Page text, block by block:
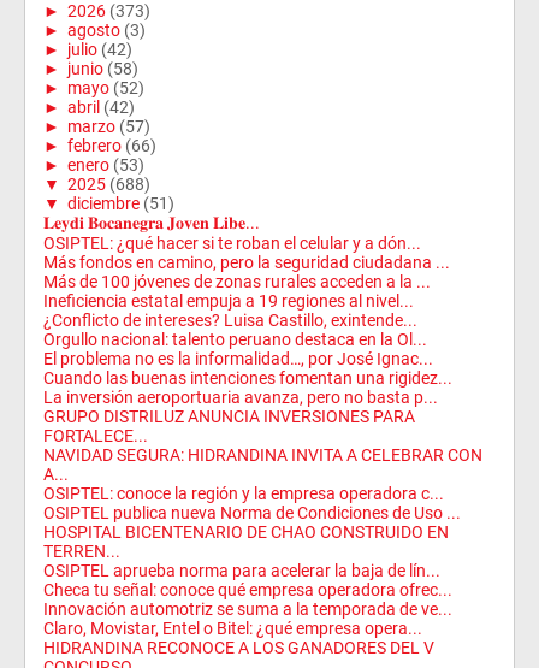
► 2026 (373)
► agosto (3)
► julio (42)
► junio (58)
► mayo (52)
► abril (42)
► marzo (57)
► febrero (66)
► enero (53)
▼ 2025 (688)
▼ diciembre (51)
𝐋𝐞𝐲𝐝𝐢 𝐁𝐨𝐜𝐚𝐧𝐞𝐠𝐫𝐚 𝐉𝐨𝐯𝐞𝐧 𝐋𝐢𝐛𝐞...
OSIPTEL: ¿qué hacer si te roban el celular y a dón...
Más fondos en camino, pero la seguridad ciudadana ...
Más de 100 jóvenes de zonas rurales acceden a la ...
Ineficiencia estatal empuja a 19 regiones al nivel...
¿Conflicto de intereses? Luisa Castillo, exintende...
Orgullo nacional: talento peruano destaca en la Ol...
El problema no es la informalidad…, por José Ignac...
Cuando las buenas intenciones fomentan una rigidez...
La inversión aeroportuaria avanza, pero no basta p...
GRUPO DISTRILUZ ANUNCIA INVERSIONES PARA
FORTALECE...
NAVIDAD SEGURA: HIDRANDINA INVITA A CELEBRAR CON
A...
OSIPTEL: conoce la región y la empresa operadora c...
OSIPTEL publica nueva Norma de Condiciones de Uso ...
HOSPITAL BICENTENARIO DE CHAO CONSTRUIDO EN
TERREN...
OSIPTEL aprueba norma para acelerar la baja de lín...
Checa tu señal: conoce qué empresa operadora ofrec...
Innovación automotriz se suma a la temporada de ve...
Claro, Movistar, Entel o Bitel: ¿qué empresa opera...
HIDRANDINA RECONOCE A LOS GANADORES DEL V